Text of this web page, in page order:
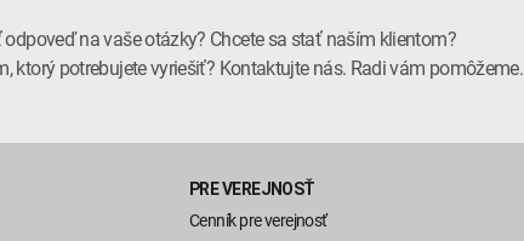
odpoveď na vaše otázky? Chcete sa stať naším klientom?
ktorý potrebujete vyriešiť? Kontaktujte nás. Radi vám pomôžeme.
PRE VEREJNOSŤ
Cenník pre verejnosť